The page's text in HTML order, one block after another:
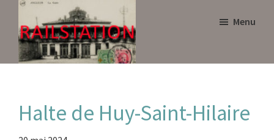
main
content
primary
sidebar
Menu
Halte de Huy-Saint-Hilaire